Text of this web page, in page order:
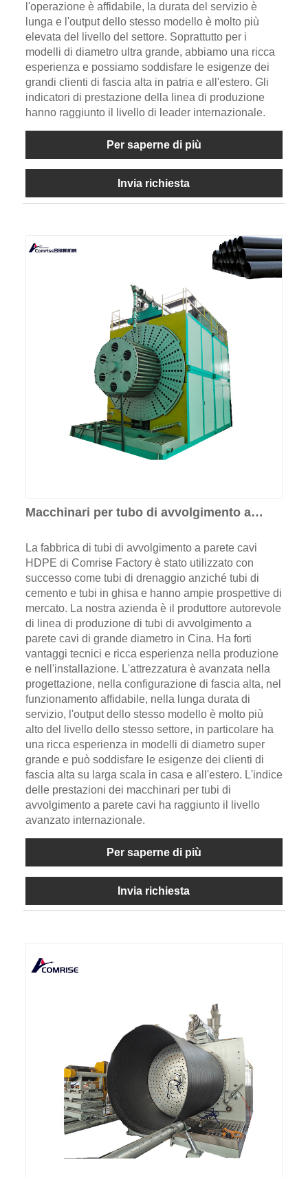
l'operazione è affidabile, la durata del servizio è
lunga e l'output dello stesso modello è molto più
elevata del livello del settore. Soprattutto per i
modelli di diametro ultra grande, abbiamo una ricca
esperienza e possiamo soddisfare le esigenze dei
grandi clienti di fascia alta in patria e all'estero. Gli
indicatori di prestazione della linea di produzione
hanno raggiunto il livello di leader internazionale.
Per saperne di più
Invia richiesta
Macchinari per tubo di avvolgimento a
La fabbrica di tubi di avvolgimento a parete cavi
HDPE di Comrise Factory è stato utilizzato con
successo come tubi di drenaggio anziché tubi di
cemento e tubi in ghisa e hanno ampie prospettive di
mercato. La nostra azienda è il produttore autorevole
di linea di produzione di tubi di avvolgimento a
parete cavi di grande diametro in Cina. Ha forti
vantaggi tecnici e ricca esperienza nella produzione
e nell'installazione. L'attrezzatura è avanzata nella
progettazione, nella configurazione di fascia alta, nel
funzionamento affidabile, nella lunga durata di
servizio, l'output dello stesso modello è molto più
alto del livello dello stesso settore, in particolare ha
una ricca esperienza in modelli di diametro super
grande e può soddisfare le esigenze dei clienti di
fascia alta su larga scala in casa e all'estero. L'indice
delle prestazioni dei macchinari per tubi di
avvolgimento a parete cavi ha raggiunto il livello
avanzato internazionale.
Per saperne di più
Invia richiesta